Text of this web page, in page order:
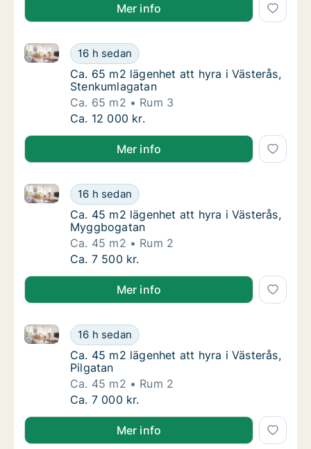
Mer info
Ca. 65 m2 lägenhet att hyra i Västerås,
16 h sedan
Ca. 65 m2 lägenhet att hyra i Västerås,
Ca. 65 m2 lägenhet att hyra i Västerås,
Ca. 65 m2 lägenhet att hyra i Västerås,
Stenkumlagatan
Ca. 65 m2
Rum 3
Ca. 65 m2 lägenhet att hyra i Västerås,
Ca. 12 000 kr.
Mer info
Ca. 45 m2 lägenhet att hyra i Västerås,
16 h sedan
Ca. 45 m2 lägenhet att hyra i Västerås,
Ca. 45 m2 lägenhet att hyra i Västerås,
Ca. 45 m2 lägenhet att hyra i Västerås,
Myggbogatan
Ca. 45 m2
Rum 2
Ca. 45 m2 lägenhet att hyra i Västerås,
Ca. 7 500 kr.
Mer info
Ca. 45 m2 lägenhet att hyra i Västerås,
16 h sedan
Ca. 45 m2 lägenhet att hyra i Västerås, Pilgatan
Ca. 45 m2 lägenhet att hyra i Västerås,
Ca. 45 m2 lägenhet att hyra i Västerås,
Pilgatan
Ca. 45 m2
Rum 2
Ca. 45 m2 lägenhet att hyra i Västerås,
Ca. 7 000 kr.
Mer info